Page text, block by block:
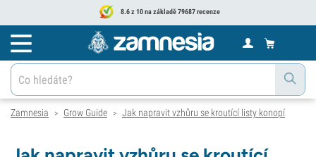
8.6 z 10 na základě 79687 recenze
Zamnesia > Grow Guide > Jak napravit vzhůru se kroutící listy konopí